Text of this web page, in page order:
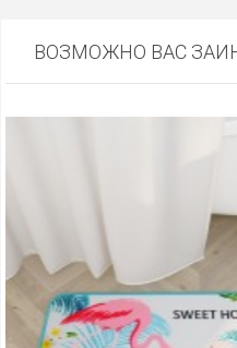
ВОЗМОЖНО ВАС